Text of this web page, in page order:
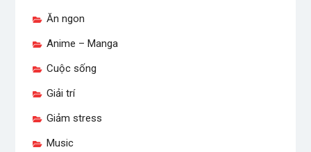
Ăn ngon
Anime – Manga
Cuộc sống
Giải trí
Giảm stress
Music